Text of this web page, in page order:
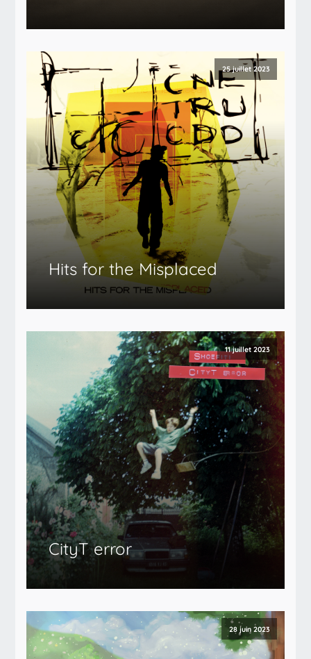
25 juillet 2023
Hits for the Misplaced
11 juillet 2023
CityT error
28 juin 2023